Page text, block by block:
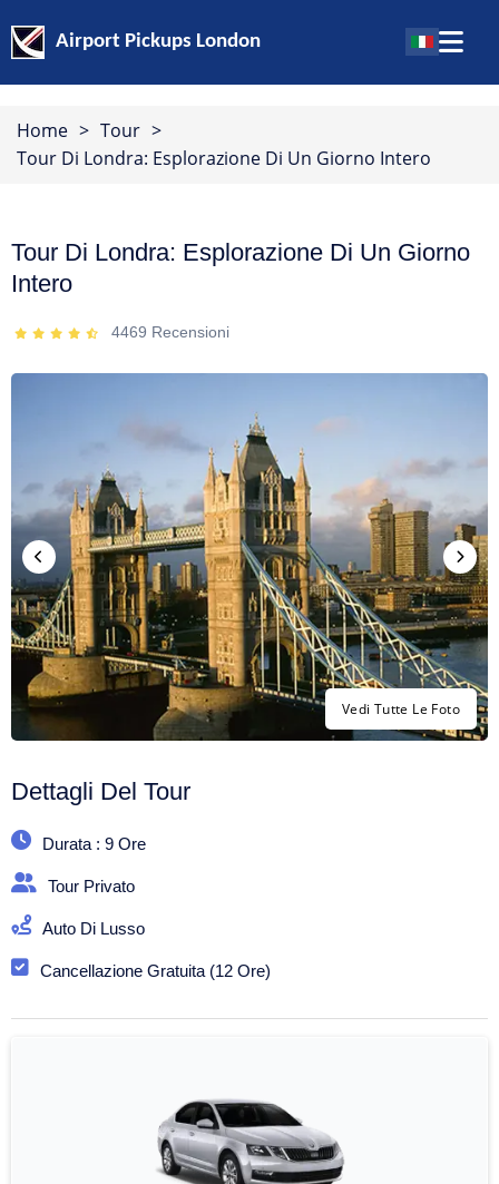
Airport Pickups London
Home > Tour >
Tour Di Londra: Esplorazione Di Un Giorno Intero
Tour Di Londra: Esplorazione Di Un Giorno
Intero
4469 Recensioni
Vedi Tutte Le Foto
Dettagli Del Tour
Durata : 9 Ore
Tour Privato
Auto Di Lusso
Cancellazione Gratuita (12 Ore)